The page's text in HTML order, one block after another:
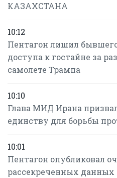
КАЗАХСТАНА
10:12
Пентагон лишил
доступа к гостайне за
самолете Трампа
10:10
Глава МИД Ирана
единству для борьбы
10:01
Пентагон опубликовал
рассекреченных данных